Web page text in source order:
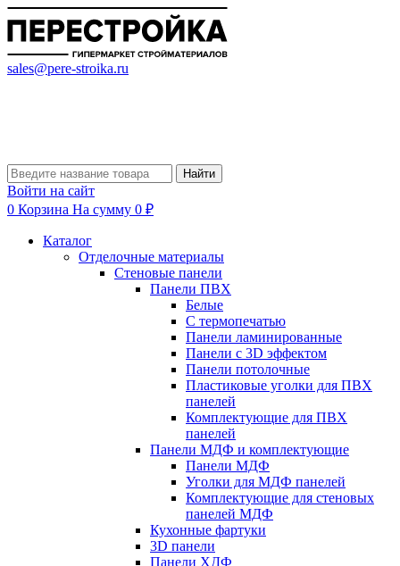
sales@pere-stroika.ru
Найти
Войти на сайт
0 Корзина На сумму 0 ₽
Каталог
Отделочные материалы
Стеновые панели
Панели ПВХ
Белые
С термопечатью
Панели ламинированные
Панели с 3D эффектом
Панели потолочные
Пластиковые уголки для ПВХ
панелей
Комплектующие для ПВХ
панелей
Панели МДФ и комплектующие
Панели МДФ
Уголки для МДФ панелей
Комплектующие для стеновых
панелей МДФ
Кухонные фартуки
3D панели
Панели ХДФ